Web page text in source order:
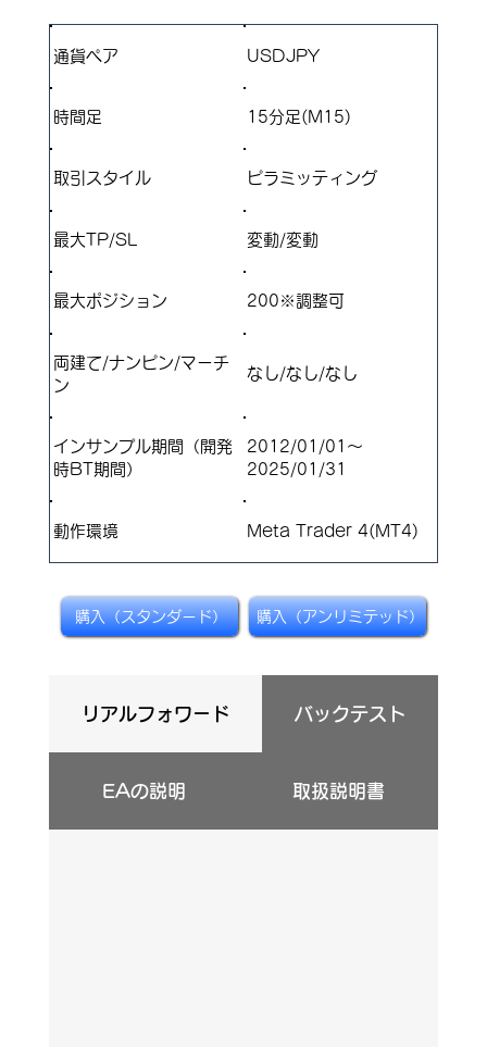
通貨ペア USDJPY
​時間足 15分足(M15)
取引スタイル ​ピラミッティング
最大TP/SL 変動/変動
​最大ポジション 200※調整可
両建て/ナンピン/マーチ
ン
なし/なし/なし
インサンプル期間（開発
時BT期間）
2012/01/01～
2025/01/31
​動作環境 Meta Trader 4(MT4)
購入（スタンダード） 購入（アンリミテッド）
リアルフォワード バックテスト
EAの説明 取扱説明書